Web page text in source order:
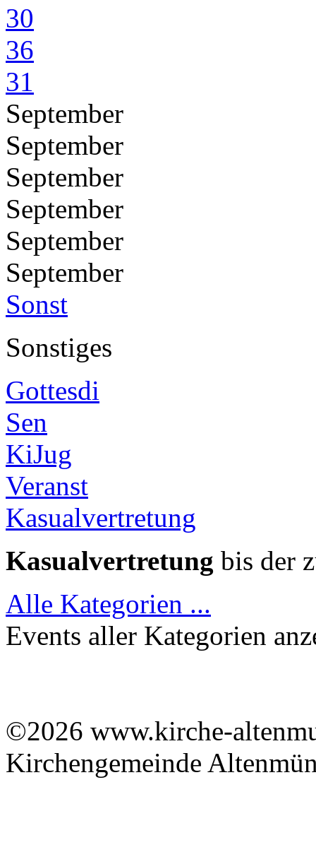
30
36
31
September
September
September
September
September
September
Sonst
Sonstiges
Gottesdi
Sen
KiJug
Veranst
Kasualvertretung
Kasualvertretung bis der
Alle Kategorien ...
Events aller Kategorien
©2026 www.kirche-
Kirchengemeinde